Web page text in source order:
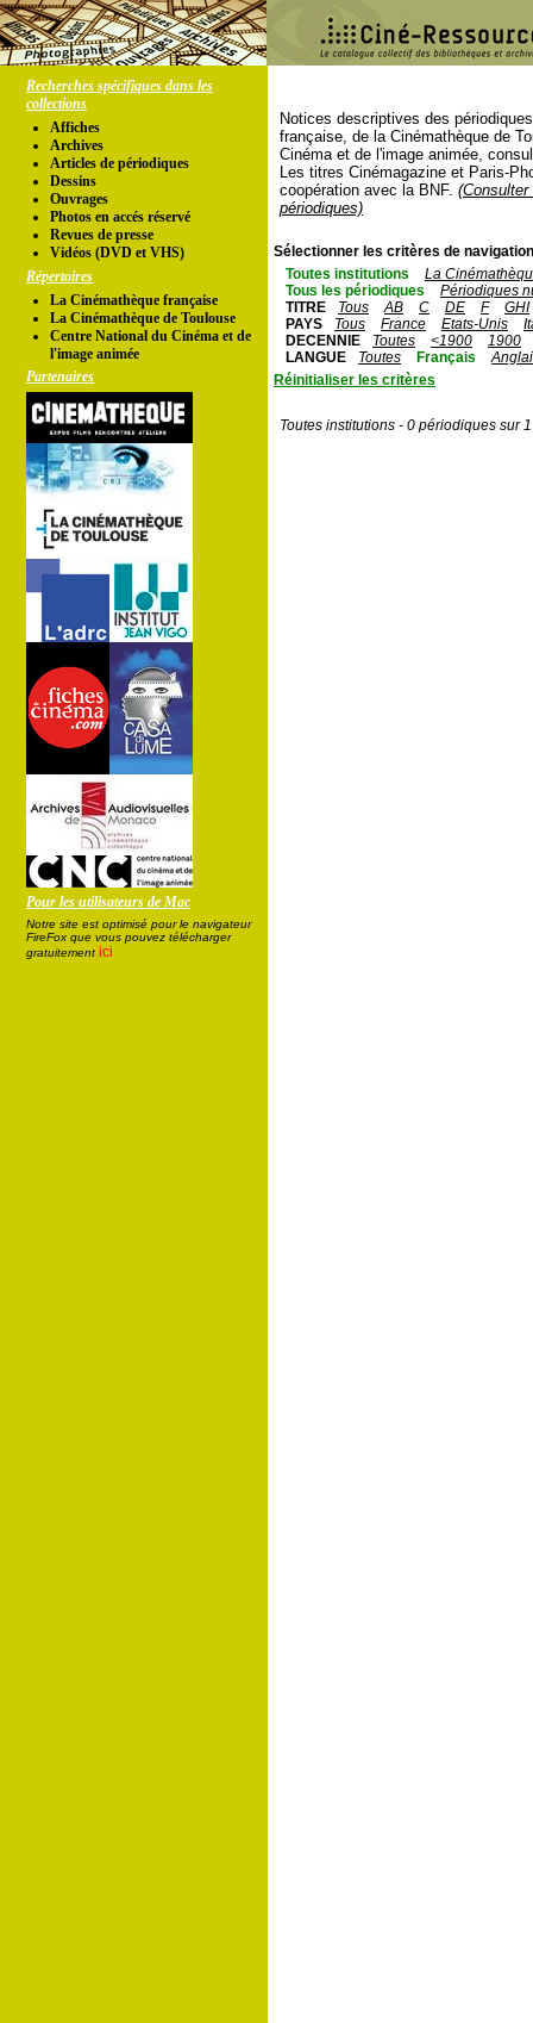
Recherches spécifiques dans les
collections
Affiches
Archives
Articles de périodiques
Dessins
Ouvrages
Photos en accés réservé
Revues de presse
Vidéos (DVD et VHS)
Répertoires
La Cinémathèque française
La Cinémathèque de Toulouse
Centre National du Cinéma et de
l'image animée
Partenaires
Pour les utilisateurs de Mac
Notre site est optimisé pour le navigateur
FireFox que vous pouvez télécharger
gratuitement ici
Notices descriptives des
française, de la Cinémathèque de
Cinéma et de l'image animée,
Les titres Cinémagazine et Paris-
coopération avec la BNF.
périodiques)
Sélectionner les critères de
Toutes institutions
La
Tous les périodiques
Périodiques
TITRE
Tous AB C DE F
GHI
PAYS
Tous France Etats-Unis
DECENNIE
Toutes <1900
1900
LANGUE
Toutes Français
Réinitialiser les critères
Toutes institutions - 0 périodiques sur